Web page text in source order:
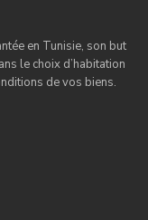
en Tunisie, son but
le choix d’habitation
de vos biens.